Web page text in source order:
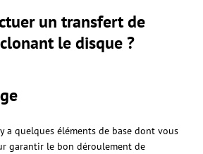
un transfert de
le disque ?
a quelques éléments de base dont vous
garantir le bon déroulement de